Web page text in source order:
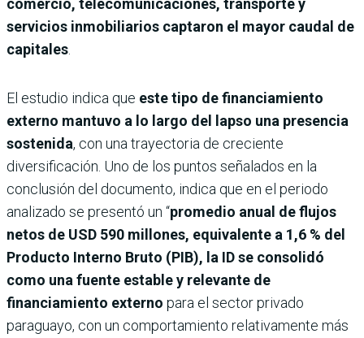
comercio, telecomunicaciones, transporte y
servicios inmobiliarios captaron el mayor caudal de
capitales
El estudio indica que este tipo de financiamiento
externo mantuvo a lo largo del lapso una presencia
sostenida, con una trayectoria de creciente
diversificación. Uno de los puntos señalados en la
conclusión del documento, indica que en el periodo
analizado se presentó un “promedio anual de flujos
netos de USD 590 millones, equivalente a 1,6 % del
Producto Interno Bruto (PIB), la ID se consolidó
como una fuente estable y relevante de
financiamiento externo para el sector privado
paraguayo, con un comportamiento relativamente más